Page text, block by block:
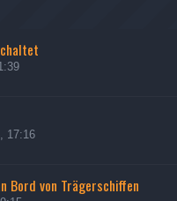
17:16
Bord von Trägerschiffen